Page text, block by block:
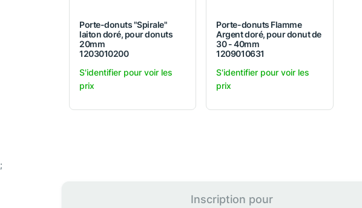
Porte-donuts "Spirale"
laiton doré, pour donuts
20mm
1203010200
S'identifier pour voir les
prix
Porte-donuts Flamme
Argent doré, pour donut de
30 - 40mm
1209010631
S'identifier pour voir les
prix
;
Inscription pour